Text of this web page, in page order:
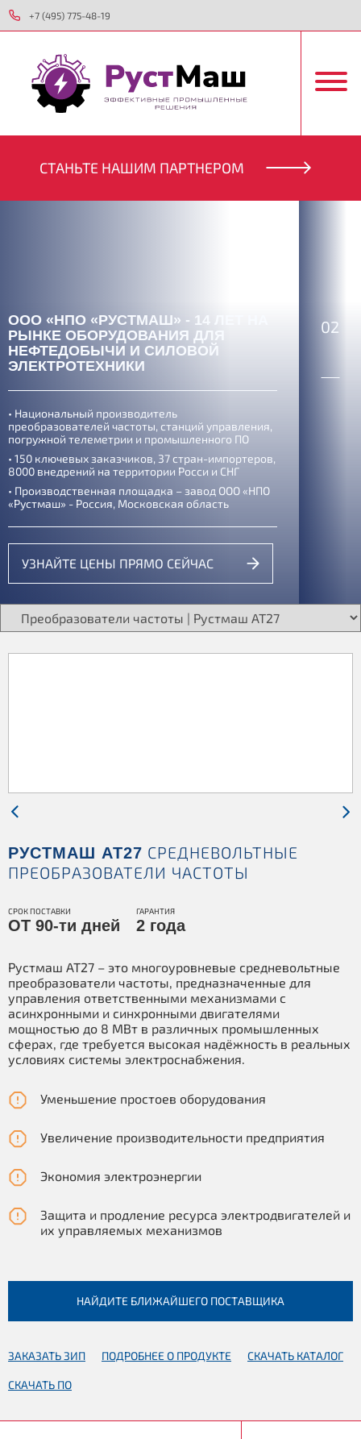
+7 (495) 775-48-19
CТАНЬТЕ НАШИМ ПАРТНЕРОМ
ООО «НПО «РУСТМАШ» - 14 ЛЕТ НА
РЫНКЕ ОБОРУДОВАНИЯ ДЛЯ
НЕФТЕДОБЫЧИ И СИЛОВОЙ
ЭЛЕКТРОТЕХНИКИ
• Национальный производитель
преобразователей частоты, станций управления,
погружной телеметрии и промышленного ПО
• 150 ключевых заказчиков, 37 стран-импортеров,
8000 внедрений на территории Росси и СНГ
• Производственная площадка – завод ООО «НПО
«Рустмаш» - Россия, Московская область
УЗНАЙТЕ ЦЕНЫ ПРЯМО СЕЙЧАС
02
РУСТМАШ АТ27 СРЕДНЕВОЛЬТНЫЕ
ПРЕОБРАЗОВАТЕЛИ ЧАСТОТЫ
СРОК ПОСТАВКИ
ОТ 90-ти дней
ГАРАНТИЯ
2 года
Рустмаш АТ27 – это многоуровневые средневольтные
преобразователи частоты, предназначенные для
управления ответственными механизмами с
асинхронными и синхронными двигателями
мощностью до 8 МВт в различных промышленных
сферах, где требуется высокая надёжность в реальных
условиях системы электроснабжения.
Уменьшение простоев оборудования
Увеличение производительности предприятия
Экономия электроэнергии
Защита и продление ресурса электродвигателей и
их управляемых механизмов
НАЙДИТЕ БЛИЖАЙШЕГО ПОСТАВЩИКА
ЗАКАЗАТЬ ЗИП ПОДРОБНЕЕ О ПРОДУКТЕ СКАЧАТЬ КАТАЛОГ
СКАЧАТЬ ПО